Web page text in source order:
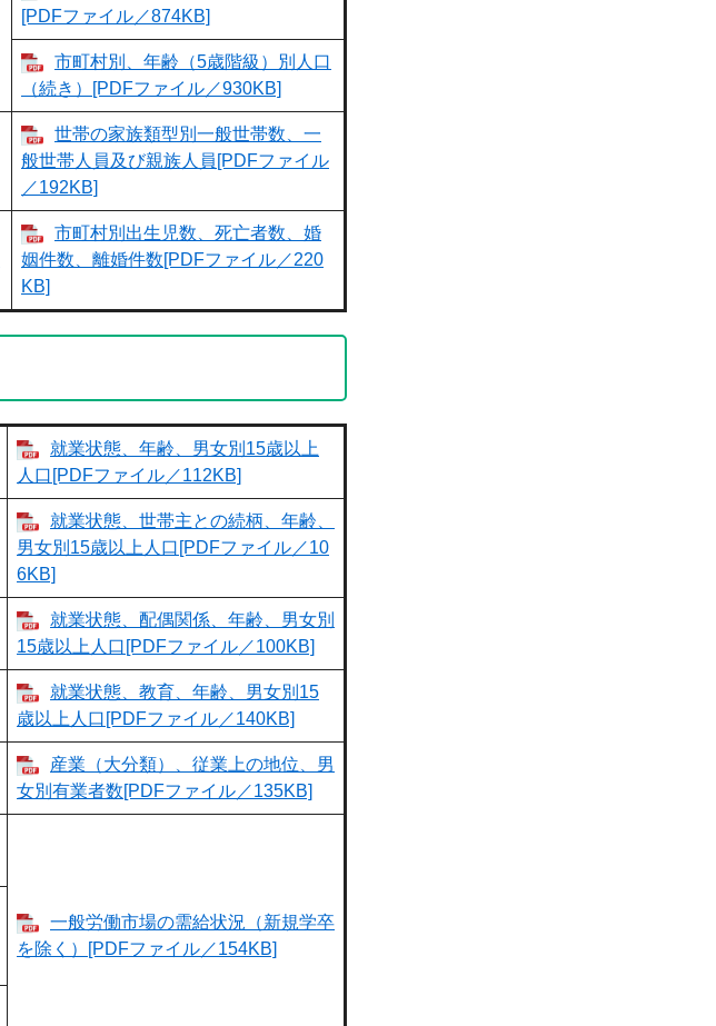
[PDFファイル／874KB]
市町村別、年齢（5歳階級）別人口
（続き）[PDFファイル／930KB]
世帯の家族類型別一般世帯数、一
般世帯人員及び親族人員[PDFファイル
／192KB]
市町村別出生児数、死亡者数、婚
姻件数、離婚件数[PDFファイル／220
KB]
就業状態、年齢、男女別15歳以上
人口[PDFファイル／112KB]
就業状態、世帯主との続柄、年齢、
男女別15歳以上人口[PDFファイル／10
6KB]
就業状態、配偶関係、年齢、男女別
15歳以上人口[PDFファイル／100KB]
就業状態、教育、年齢、男女別15
歳以上人口[PDFファイル／140KB]
産業（大分類）、従業上の地位、男
女別有業者数[PDFファイル／135KB]
一般労働市場の需給状況（新規学卒
を除く）[PDFファイル／154KB]